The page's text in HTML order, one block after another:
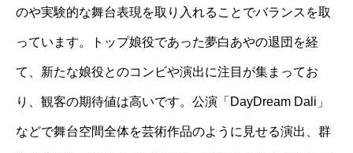
のや実験的な舞台表現を取り入れることでバランスを取
っています。トップ娘役であった夢白あやの退団を経
て、新たな娘役とのコンビや演出に注目が集まってお
り、観客の期待値は高いです。公演「DayDream Dali」
などで舞台空間全体を芸術作品のように見せる演出、群